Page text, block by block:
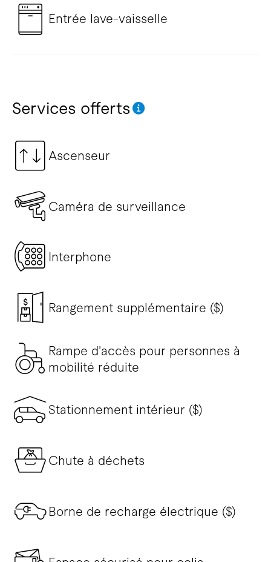
Entrée lave-vaisselle
Services offerts
Ascenseur
Caméra de surveillance
Interphone
Rangement supplémentaire ($)
Rampe d'accès pour personnes à
mobilité réduite
Stationnement intérieur ($)
Chute à déchets
Borne de recharge électrique ($)